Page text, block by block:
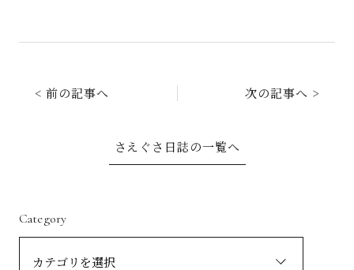
< 前の記事へ 次の記事へ >
さえぐさ日誌の一覧へ
Category